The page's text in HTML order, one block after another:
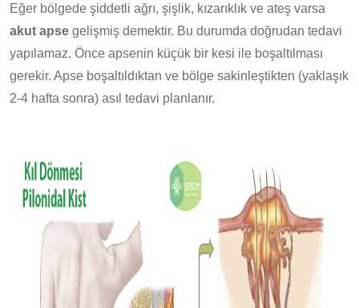
Eğer bölgede şiddetli ağrı, şişlik, kızarıklık ve ateş varsa
akut apse gelişmiş demektir. Bu durumda doğrudan tedavi
yapılamaz. Önce apsenin küçük bir kesi ile boşaltılması
gerekir. Apse boşaltıldıktan ve bölge sakinleştikten (yaklaşık
2-4 hafta sonra) asıl tedavi planlanır.